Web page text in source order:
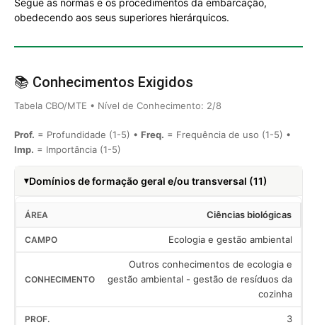
Segue as normas e os procedimentos da embarcação,
obedecendo aos seus superiores hierárquicos.
📚 Conhecimentos Exigidos
Tabela CBO/MTE • Nível de Conhecimento: 2/8
Prof. = Profundidade (1-5) • Freq. = Frequência de uso (1-5) •
Imp. = Importância (1-5)
Domínios de formação geral e/ou transversal (11)
Ciências biológicas
Ecologia e gestão ambiental
Outros conhecimentos de ecologia e
gestão ambiental - gestão de resíduos da
cozinha
3